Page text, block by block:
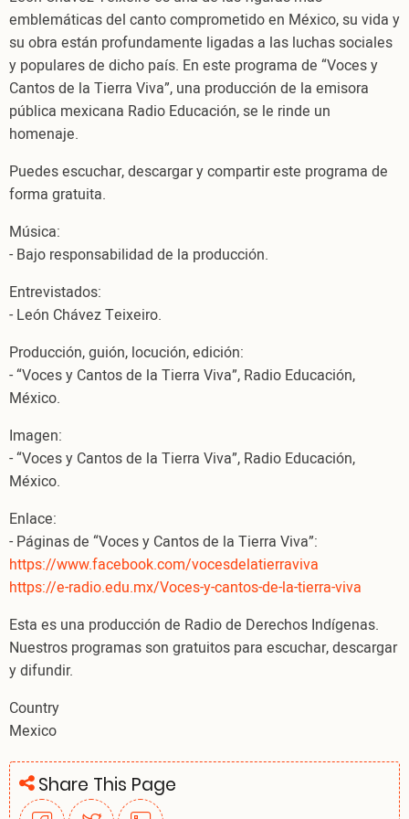
emblemáticas del canto comprometido en México, su vida y
su obra están profundamente ligadas a las luchas sociales
y populares de dicho país. En este programa de “Voces y
Cantos de la Tierra Viva”, una producción de la emisora
pública mexicana Radio Educación, se le rinde un
homenaje.
Puedes escuchar, descargar y compartir este programa de
forma gratuita.
Música:
- Bajo responsabilidad de la producción.
Entrevistados:
- León Chávez Teixeiro.
Producción, guión, locución, edición:
- “Voces y Cantos de la Tierra Viva”, Radio Educación,
México.
Imagen:
- “Voces y Cantos de la Tierra Viva”, Radio Educación,
México.
Enlace:
- Páginas de “Voces y Cantos de la Tierra Viva”:
https://www.facebook.com/vocesdelatierraviva
https://e-radio.edu.mx/Voces-y-cantos-de-la-tierra-viva
Esta es una producción de Radio de Derechos Indígenas.
Nuestros programas son gratuitos para escuchar, descargar
y difundir.
Country
Mexico
Share This Page